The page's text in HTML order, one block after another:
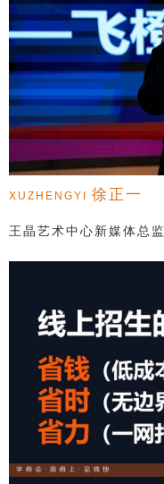
XUZHENGYI 徐正一
王晶艺术中心新媒体总监